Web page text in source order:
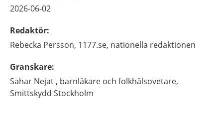
2026-06-02
Redaktör:
Rebecka Persson, 1177.se, nationella redaktionen
Granskare:
Sahar Nejat , barnläkare och folkhälsovetare,
Smittskydd Stockholm